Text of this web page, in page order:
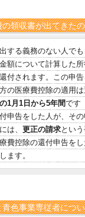
領収書が出てきた
する義務のない人で
額について計算した
付されます。この申告
の医療費控除の適用
1月1日から5年間です
申告をした人が、そ
は、 更正の請求とい
費控除の還付申告を
ます。
色事業専従者につ